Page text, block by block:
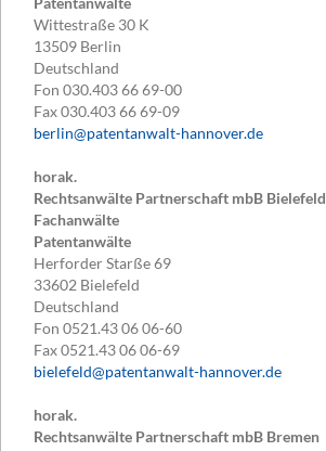
Wittestraße 30 K
13509 Berlin
Deutschland
Fon 030.403 66 69-00
Fax030.403 66 69-09
berlin@patentanwalt-hannover.de
horak.
Rechtsanwälte Partnerschaft mbB Bielefeld
Fachanwälte
Patentanwälte
Herforder Starße 69
33602 Bielefeld
Deutschland
Fon 0521.43 06 06-60
Fax0521.43 06 06-69
bielefeld@patentanwalt-hannover.de
horak.
Rechtsanwälte Partnerschaft mbB Bremen